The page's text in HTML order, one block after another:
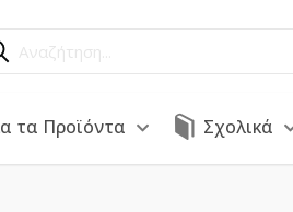
τα Προϊόντα Σχολικά